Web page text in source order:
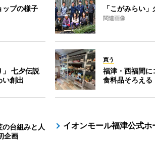
ップの様子 「こがみらい
関連画像
」 七夕伝説
い創出
買う
福津・西福間に
食料品そろえる
台組みと人
企画
イオンモール福津公式ホ